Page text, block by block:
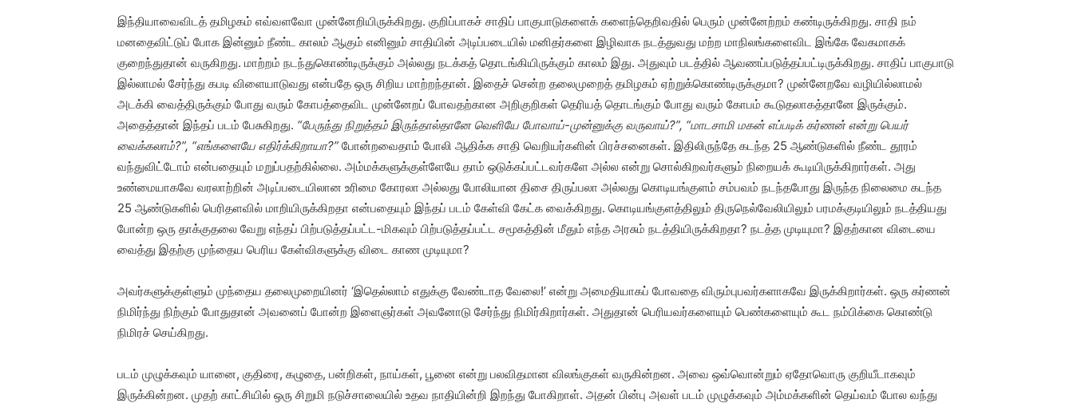
இந்தியாவைவிடத் தமிழகம் எவ்வளவோ முன்னேறியிருக்கிறது. குறிப்பாகச் சாதிப் பாகுபாடுகளைக் களைந்தெறிவதில் பெரும் முன்னேற்றம் கண்டிருக்கிறது. சாதி நம்
மனதைவிட்டுப் போக இன்னும் நீண்ட காலம் ஆகும் எனினும் சாதியின் அடிப்படையில் மனிதர்களை இழிவாக நடத்துவது மற்ற மாநிலங்களைவிட இங்கே வேகமாகக்
குறைந்துதான் வருகிறது. மாற்றம் நடந்துகொண்டிருக்கும் அல்லது நடக்கத் தொடங்கியிருக்கும் காலம் இது. அதுவும் படத்தில் ஆவணப்படுத்தப்பட்டிருக்கிறது. சாதிப் பாகுபாடு
இல்லாமல் சேர்ந்து கபடி விளையாடுவது என்பதே ஒரு சிறிய மாற்றந்தான். இதைச் சென்ற தலைமுறைத் தமிழகம் ஏற்றுக்கொண்டிருக்குமா? முன்னேறவே வழியில்லாமல்
அடக்கி வைத்திருக்கும் போது வரும் கோபத்தைவிட முன்னேறப் போவதற்கான அறிகுறிகள் தெரியத் தொடங்கும் போது வரும் கோபம் கூடுதலாகத்தானே இருக்கும்.
அதைத்தான் இந்தப் படம் பேசுகிறது. “பேருந்து நிறுத்தம் இருந்தால்தானே வெளியே போவாய்-முன்னுக்கு வருவாய்?”, “மாடசாமி மகன் எப்படிக் கர்ணன் என்று பெயர்
வைக்கலாம்?”, “எங்களையே எதிர்க்கிறாயா?” போன்றவைதாம் போலி ஆதிக்க சாதி வெறியர்களின் பிரச்சனைகள். இதிலிருந்தே கடந்த 25 ஆண்டுகளில் நீண்ட தூரம்
வந்துவிட்டோம் என்பதையும் மறுப்பதற்கில்லை. அம்மக்களுக்குள்ளேயே தாம் ஒடுக்கப்பட்டவர்களே அல்ல என்று சொல்கிறவர்களும் நிறையக் கூடியிருக்கிறார்கள். அது
உண்மையாகவே வரலாற்றின் அடிப்படையிலான உரிமை கோரலா அல்லது போலியான திசை திருப்பலா அல்லது கொடியங்குளம் சம்பவம் நடந்தபோது இருந்த நிலைமை கடந்த
25 ஆண்டுகளில் பெரிதளவில் மாறியிருக்கிறதா என்பதையும் இந்தப் படம் கேள்வி கேட்க வைக்கிறது. கொடியங்குளத்திலும் திருநெல்வேலியிலும் பரமக்குடியிலும் நடத்தியது
போன்ற ஒரு தாக்குதலை வேறு எந்தப் பிற்படுத்தப்பட்ட-மிகவும் பிற்படுத்தப்பட்ட சமூகத்தின் மீதும் எந்த அரசும் நடத்தியிருக்கிறதா? நடத்த முடியுமா? இதற்கான விடையை
வைத்து இதற்கு முந்தைய பெரிய கேள்விகளுக்கு விடை காண முடியுமா?
அவர்களுக்குள்ளும் முந்தைய தலைமுறையினர் ‘இதெல்லாம் எதுக்கு வேண்டாத வேலை!’ என்று அமைதியாகப் போவதை விரும்புபவர்களாகவே இருக்கிறார்கள். ஒரு கர்ணன்
நிமிர்ந்து நிற்கும் போதுதான் அவனைப் போன்ற இளைஞர்கள் அவனோடு சேர்ந்து நிமிர்கிறார்கள். அதுதான் பெரியவர்களையும் பெண்களையும் கூட நம்பிக்கை கொண்டு
நிமிரச் செய்கிறது.
படம் முழுக்கவும் யானை, குதிரை, கழுதை, பன்றிகள், நாய்கள், பூனை என்று பலவிதமான விலங்குகள் வருகின்றன. அவை ஒவ்வொன்றும் ஏதோவொரு குறியீடாகவும்
இருக்கின்றன. முதற் காட்சியில் ஒரு சிறுமி நடுச்சாலையில் உதவ நாதியின்றி இறந்து போகிறாள். அதன் பின்பு அவள் படம் முழுக்கவும் அம்மக்களின் தெய்வம் போல வந்து